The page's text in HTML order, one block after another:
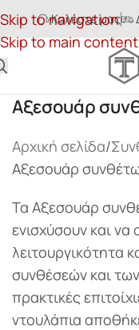
Skip to navigation
Skip to main content
Καλέστε μας
Αξεσουάρ
Αρχική σελίδα
Αξεσουάρ
Τα Αξεσουάρ
ενισχύσουν και
λειτουργικότητα
συνθέσεών και
πρακτικές
ντουλάπια